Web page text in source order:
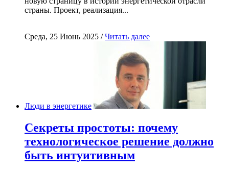
страны. Проект, реализация...
Среда, 25 Июнь 2025 /Читать далее
Люди в энергетике
Секреты простоты: почему
технологическое решение должно
быть интуитивным